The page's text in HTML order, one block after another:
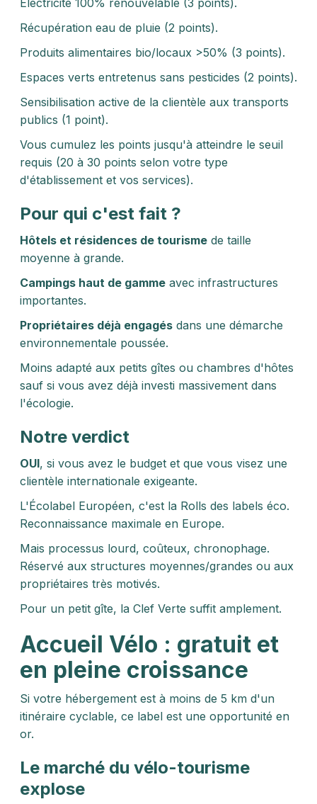
Électricité 100% renouvelable (3 points).
Récupération eau de pluie (2 points).
Produits alimentaires bio/locaux >50% (3 points).
Espaces verts entretenus sans pesticides (2 points).
Sensibilisation active de la clientèle aux transports
publics (1 point).
Vous cumulez les points jusqu'à atteindre le seuil
requis (20 à 30 points selon votre type
d'établissement et vos services).
Pour qui c'est fait ?
Hôtels et résidences de tourisme de taille
moyenne à grande.
Campings haut de gamme avec infrastructures
importantes.
Propriétaires déjà engagés dans une démarche
environnementale poussée.
Moins adapté aux petits gîtes ou chambres d'hôtes
sauf si vous avez déjà investi massivement dans
l'écologie.
Notre verdict
OUI, si vous avez le budget et que vous visez une
clientèle internationale exigeante.
L'Écolabel Européen, c'est la Rolls des labels éco.
Reconnaissance maximale en Europe.
Mais processus lourd, coûteux, chronophage.
Réservé aux structures moyennes/grandes ou aux
propriétaires très motivés.
Pour un petit gîte, la Clef Verte suffit amplement.
Accueil Vélo : gratuit et
en pleine croissance
Si votre hébergement est à moins de 5 km d'un
itinéraire cyclable, ce label est une opportunité en
or.
Le marché du vélo-tourisme
explose